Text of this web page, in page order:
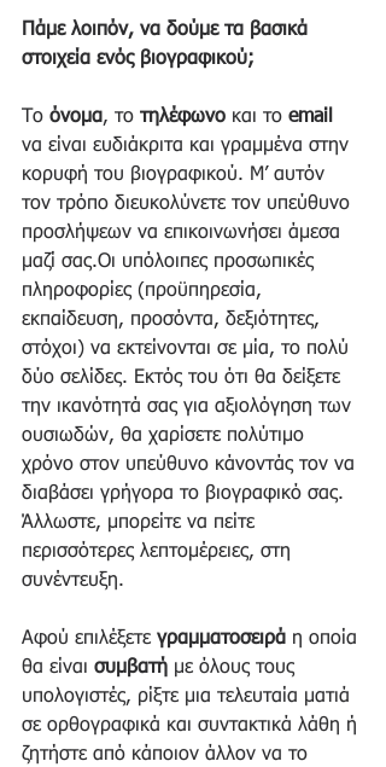
Πάμε λοιπόν, να δούμε τα βασικά
στοιχεία ενός βιογραφικού;
Το όνομα, το τηλέφωνο και το email
να είναι ευδιάκριτα και γραμμένα στην
κορυφή του βιογραφικού. Μ’ αυτόν
τον τρόπο διευκολύνετε τον υπεύθυνο
προσλήψεων να επικοινωνήσει άμεσα
μαζί σας.Οι υπόλοιπες προσωπικές
πληροφορίες (προϋπηρεσία,
εκπαίδευση, προσόντα, δεξιότητες,
στόχοι) να εκτείνονται σε μία, το πολύ
δύο σελίδες. Εκτός του ότι θα δείξετε
την ικανότητά σας για αξιολόγηση των
ουσιωδών, θα χαρίσετε πολύτιμο
χρόνο στον υπεύθυνο κάνοντάς τον να
διαβάσει γρήγορα το βιογραφικό σας.
Άλλωστε, μπορείτε να πείτε
περισσότερες λεπτομέρειες, στη
συνέντευξη.
Αφού επιλέξετε γραμματοσειρά η οποία
θα είναι συμβατή με όλους τους
υπολογιστές, ρίξτε μια τελευταία ματιά
σε ορθογραφικά και συντακτικά λάθη ή
ζητήστε από κάποιον άλλον να το